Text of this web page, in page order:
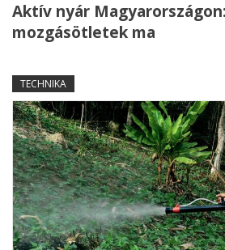
Aktív nyár
mozgásötletek ma
TECHNIKA